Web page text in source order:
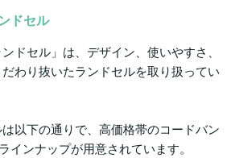
ドセル
ドセル」は、デザイン、使いやすさ、
わり抜いたランドセルを取り扱ってい
以下の通りで、高価格帯のコードバン
インナップが用意されています。